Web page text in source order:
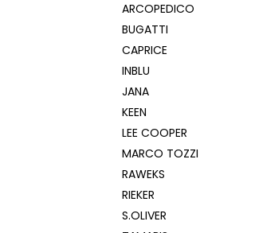
ARCOPEDICO
BUGATTI
CAPRICE
INBLU
JANA
KEEN
LEE COOPER
MARCO TOZZI
RAWEKS
RIEKER
S.OLIVER